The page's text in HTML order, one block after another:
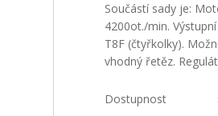
Součástí sady je:
4200ot./min.
T8F (čtyřkolky).
vhodný řetěz.
Dostupnost